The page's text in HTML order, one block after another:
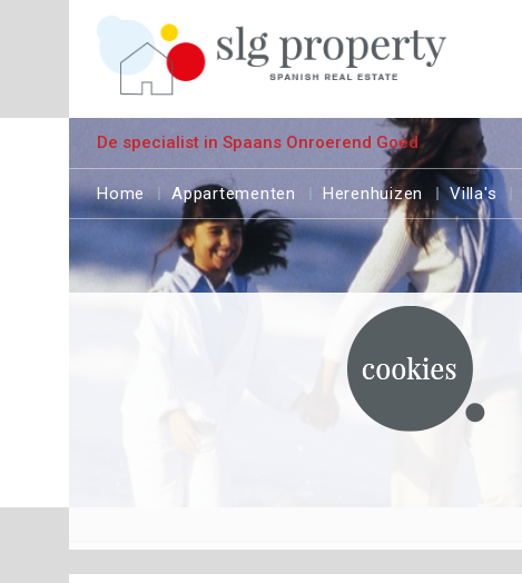
De specialist in Spaans Onroerend Goed
Home Appartementen Herenhuizen Villa's